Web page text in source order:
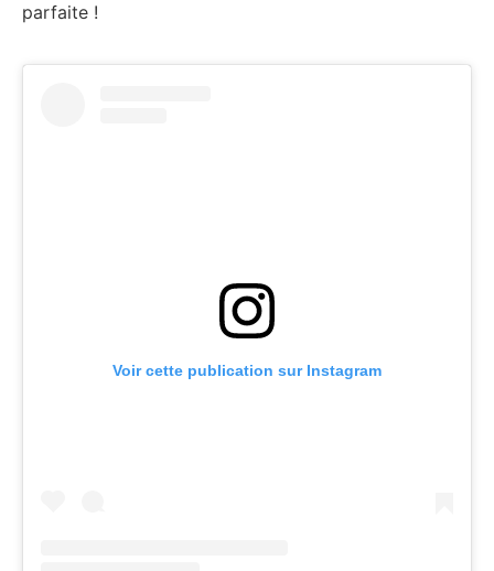
parfaite !
Voir cette publication sur Instagram